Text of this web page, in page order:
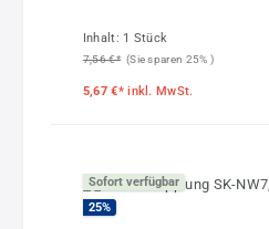
Inhalt: 1 Stück
7,56 €* (Sie sparen 25% )
5,67 €*inkl. MwSt.
Sofort verfügbar
25%